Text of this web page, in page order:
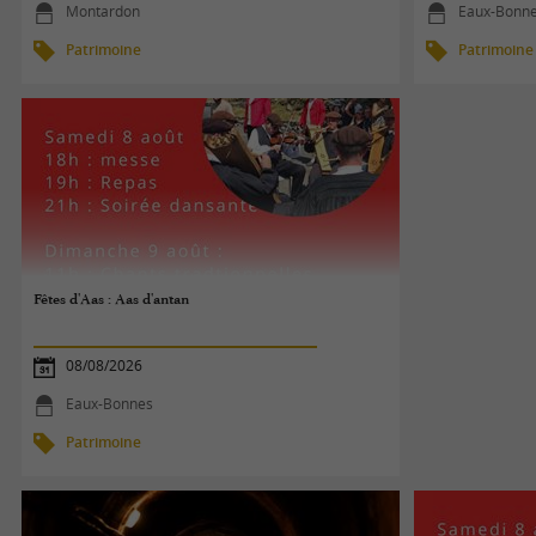
Montardon
Patrimoine
Eaux-
Patrimoine
Fêtes d'Aas : Aas d'antan
08/08/2026
Eaux-Bonnes
Patrimoine